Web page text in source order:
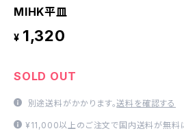
MIHK平皿
¥ 1,320
SOLD OUT
別途送料がかかります。送料を確認する
¥11,000以上のご注文で国内送料が無料